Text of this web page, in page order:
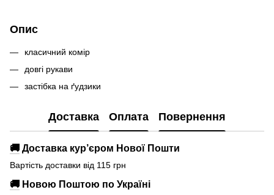
Опис
класичний комір
довгі рукави
застібка на ґудзики
Доставка Оплата Повернення
🚚 Доставка кур’єром Нової Пошти
Вартість доставки від 115 грн
🚚 Новою Поштою по Україні